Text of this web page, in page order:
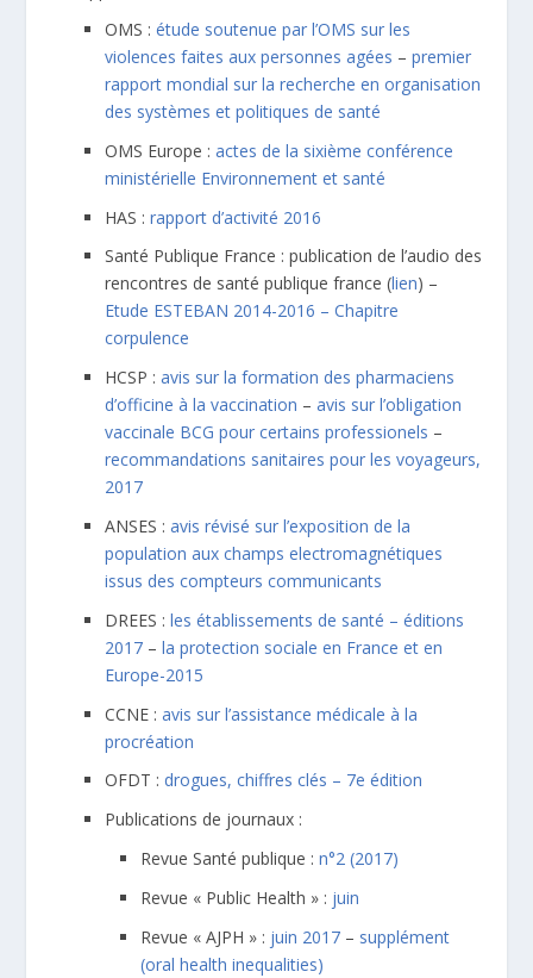
OMS :étude soutenue par l’OMS sur les
violences faites aux personnes agées –premier
rapport mondial sur la recherche en organisation
des systèmes et politiques de santé
OMS Europe :actes de la sixième conférence
ministérielle Environnement et santé
HAS :rapport d’activité 2016
Santé Publique France : publication de l’audio des
rencontres de santé publique france (lien) –
Etude ESTEBAN 2014-2016 – Chapitre
corpulence
HCSP :avis sur la formation des pharmaciens
d’officine à la vaccination –avis sur l’obligation
vaccinale BCG pour certains professionels –
recommandations sanitaires pour les voyageurs,
2017
ANSES :avis révisé sur l’exposition de la
population aux champs electromagnétiques
issus des compteurs communicants
DREES :les établissements de santé – éditions
2017 –la protection sociale en France et en
Europe-2015
CCNE :avis sur l’assistance médicale à la
procréation
OFDT : drogues, chiffres clés – 7e édition
Publications de journaux :
Revue Santé publique :n°2 (2017)
Revue « Public Health » : juin
Revue « AJPH » : juin 2017 – supplément
(oral health inequalities)